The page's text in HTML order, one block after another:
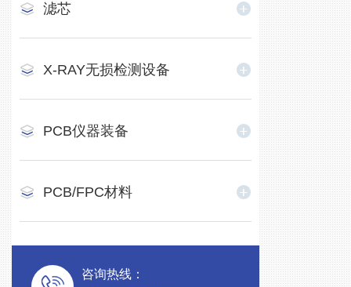
滤芯
X-RAY无损检测设备
PCB仪器装备
PCB/FPC材料
咨询热线：